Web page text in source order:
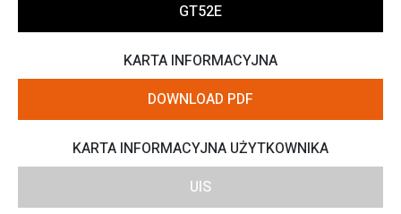
GT52E
KARTA INFORMACYJNA
DOWNLOAD PDF
KARTA INFORMACYJNA UŻYTKOWNIKA
UIS